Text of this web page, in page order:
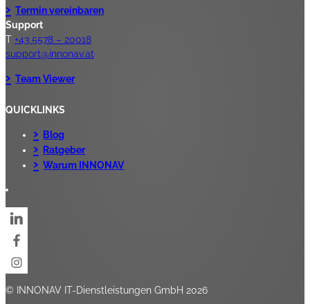
Termin vereinbaren
Support
T +43 5578 – 20018
support@innonav.at
Team Viewer
QUICKLINKS
Blog
Ratgeber
Warum INNONAV
© INNONAV IT-Dienstleistungen GmbH 2026